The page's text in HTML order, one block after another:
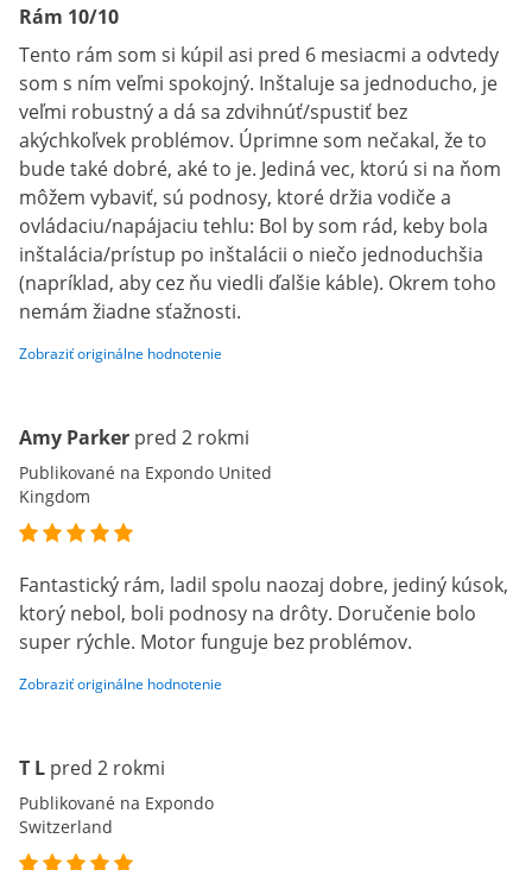
Rám 10/10
Tento rám som si kúpil asi pred 6 mesiacmi a odvtedy
som s ním veľmi spokojný. Inštaluje sa jednoducho, je
veľmi robustný a dá sa zdvihnúť/spustiť bez
akýchkoľvek problémov. Úprimne som nečakal, že to
bude také dobré, aké to je. Jediná vec, ktorú si na ňom
môžem vybaviť, sú podnosy, ktoré držia vodiče a
ovládaciu/napájaciu tehlu: Bol by som rád, keby bola
inštalácia/prístup po inštalácii o niečo jednoduchšia
(napríklad, aby cez ňu viedli ďalšie káble). Okrem toho
nemám žiadne sťažnosti.
Zobraziť originálne hodnotenie
Amy Parker pred 2 rokmi
Publikované na Expondo United
Kingdom
Fantastický rám, ladil spolu naozaj dobre, jediný kúsok,
ktorý nebol, boli podnosy na drôty. Doručenie bolo
super rýchle. Motor funguje bez problémov.
Zobraziť originálne hodnotenie
T L pred 2 rokmi
Publikované na Expondo
Switzerland